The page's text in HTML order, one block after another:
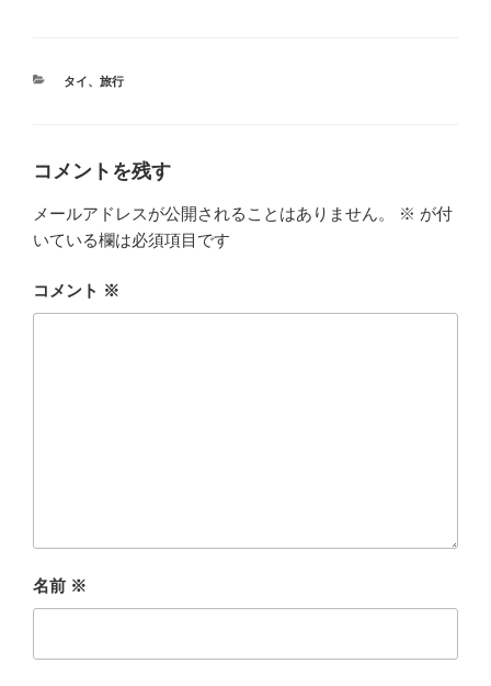
カ
タイ、 旅行
コメントを残す
メールアドレスが公開されることはありません。 ※ が付
いている欄は必須項目です
コメント ※
名前 ※